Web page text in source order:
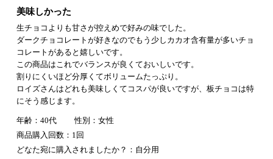
美味しかった
生チョコよりも甘さが控えめで好みの味でした。
ダークチョコレートが好きなのでもう少しカカオ含有量が多いチョ
コレートがあると嬉しいです。
この商品はこれでバランスが良くておいしいです。
割りにくいほど分厚くてボリュームたっぷり。
ロイズさんはどれも美味しくてコスパが良いですが、板チョコは特
にそう感じます。
年齢：40代
性別：女性
商品購入回数：1回
どなた宛に購入されましたか？：自分用